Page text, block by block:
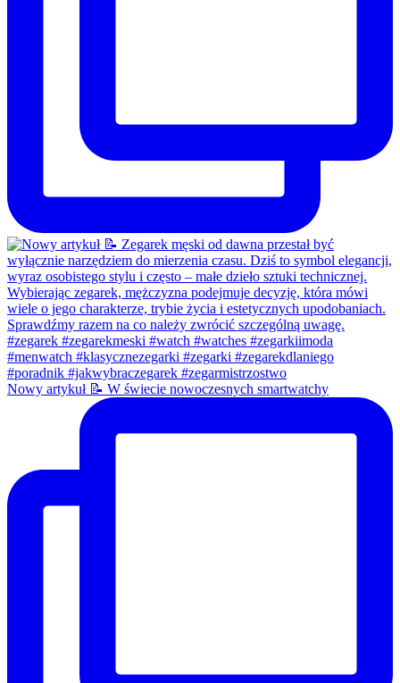
Nowy artykuł 📝 W świecie nowoczesnych smartwatchy